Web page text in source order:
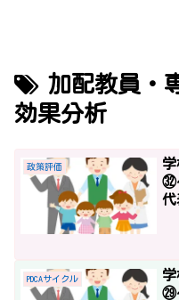
加配教員・
効果分析
政策評価
㉜
代
PDCAサイクル
㉙